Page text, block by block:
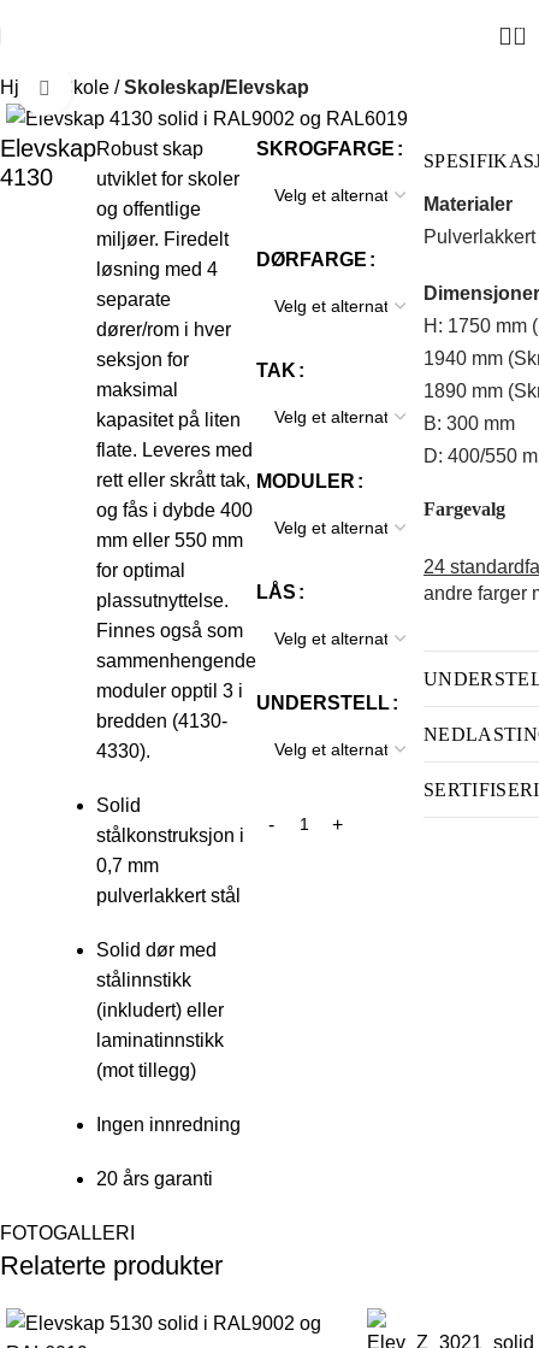
0
Hjem Skole Skoleskap/Elevskap
Click to enlarge
Elevskap
4130
Robust skap
utviklet for skoler
og offentlige
miljøer. Firedelt
løsning med 4
separate
dører/rom i hver
seksjon for
maksimal
kapasitet på liten
flate. Leveres med
rett eller skrått tak,
og fås i dybde 400
mm eller 550 mm
for optimal
plassutnyttelse.
Finnes også som
sammenhengende
moduler opptil 3 i
bredden (4130-
4330).
Solid
stålkonstruksjon i
0,7 mm
pulverlakkert stål
Solid dør med
stålinnstikk
(inkludert) eller
laminatinnstikk
(mot tillegg)
Ingen innredning
20 års garanti
SKROGFARGE
DØRFARGE
TAK
MODULER
LÅS
UNDERSTELL
Materialer
Dimensjoner
H: 1750 mm
1940 mm
1890 mm
B: 300 mm
D: 400/550
Fargevalg
24
andre farger
FOTOGALLERI
Relaterte produkter